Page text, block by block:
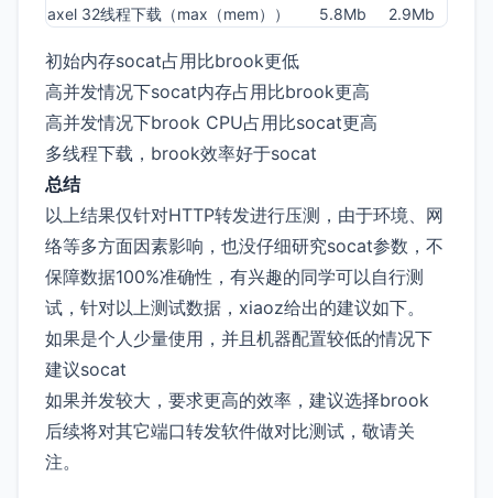
axel 32线程下载（max（mem））
5.8Mb 2.9Mb
初始内存socat占用比brook更低
高并发情况下socat内存占用比brook更高
高并发情况下brook CPU占用比socat更高
多线程下载，brook效率好于socat
总结
以上结果仅针对HTTP转发进行压测，由于环境、网
络等多方面因素影响，也没仔细研究socat参数，不
保障数据100%准确性，有兴趣的同学可以自行测
试，针对以上测试数据，xiaoz给出的建议如下。
如果是个人少量使用，并且机器配置较低的情况下
建议socat
如果并发较大，要求更高的效率，建议选择brook
后续将对其它端口转发软件做对比测试，敬请关
注。